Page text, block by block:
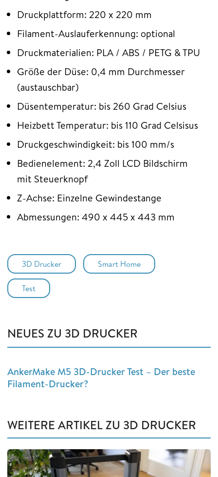
Druckplattform: 220 x 220 mm
Filament-Auslauferkennung: optional
Druckmaterialien: PLA / ABS / PETG & TPU
Größe der Düse: 0,4 mm Durchmesser
(austauschbar)
Düsentemperatur: bis 260 Grad Celsius
Heizbett Temperatur: bis 110 Grad Celsisus
Druckgeschwindigkeit: bis 100 mm/s
Bedienelement: 2,4 Zoll LCD Bildschirm
mit Steuerknopf
Z-Achse: Einzelne Gewindestange
Abmessungen: 490 x 445 x 443 mm
3D Drucker Smart Home
Test
NEUES ZU 3D DRUCKER
AnkerMake M5 3D-Drucker Test – Der beste
Filament-Drucker?
WEITERE ARTIKEL ZU 3D DRUCKER